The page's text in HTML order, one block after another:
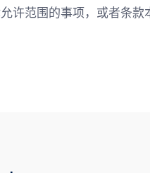
许范围的事项，或者条